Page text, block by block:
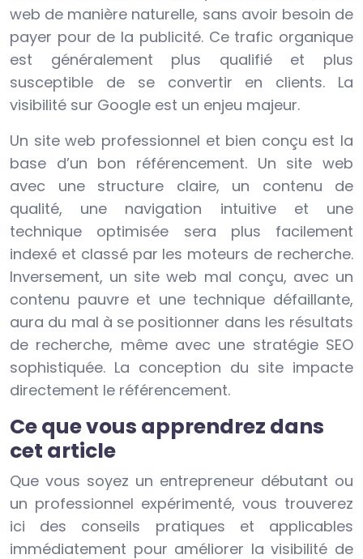
web de manière naturelle, sans avoir besoin de
payer pour de la publicité. Ce trafic organique
est généralement plus qualifié et plus
susceptible de se convertir en clients. La
visibilité sur Google est un enjeu majeur.
Un site web professionnel et bien conçu est la
base d’un bon référencement. Un site web
avec une structure claire, un contenu de
qualité, une navigation intuitive et une
technique optimisée sera plus facilement
indexé et classé par les moteurs de recherche.
Inversement, un site web mal conçu, avec un
contenu pauvre et une technique défaillante,
aura du mal à se positionner dans les résultats
de recherche, même avec une stratégie SEO
sophistiquée. La conception du site impacte
directement le référencement.
Ce que vous apprendrez dans
cet article
Que vous soyez un entrepreneur débutant ou
un professionnel expérimenté, vous trouverez
ici des conseils pratiques et applicables
immédiatement pour améliorer la visibilité de